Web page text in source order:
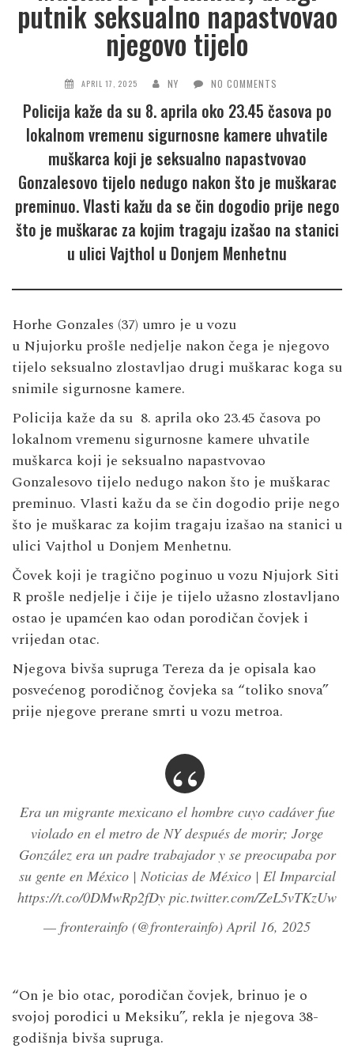
putnik seksualno napastvovao
njegovo tijelo
APRIL 17, 2025 NY NO COMMENTS
Policija kaže da su 8. aprila oko 23.45 časova po
lokalnom vremenu sigurnosne kamere uhvatile
muškarca koji je seksualno napastvovao
Gonzalesovo tijelo nedugo nakon što je muškarac
preminuo. Vlasti kažu da se čin dogodio prije nego
što je muškarac za kojim tragaju izašao na stanici
u ulici Vajthol u Donjem Menhetnu
Horhe Gonzales (37) umro je u vozu
u Njujorku prošle nedjelje nakon čega je njegovo
tijelo seksualno zlostavljao drugi muškarac koga su
snimile sigurnosne kamere.
Policija kaže da su 8. aprila oko 23.45 časova po
lokalnom vremenu sigurnosne kamere uhvatile
muškarca koji je seksualno napastvovao
Gonzalesovo tijelo nedugo nakon što je muškarac
preminuo. Vlasti kažu da se čin dogodio prije nego
što je muškarac za kojim tragaju izašao na stanici u
ulici Vajthol u Donjem Menhetnu.
Čovek koji je tragično poginuo u vozu Njujork Siti
R prošle nedjelje i čije je tijelo užasno zlostavljano
ostao je upamćen kao odan porodičan čovjek i
vrijedan otac.
Njegova bivša supruga Tereza da je opisala kao
posvećenog porodičnog čovjeka sa “toliko snova”
prije njegove prerane smrti u vozu metroa.
Era un migrante mexicano el hombre cuyo cadáver fue
violado en el metro de NY después de morir; Jorge
González era un padre trabajador y se preocupaba por
su gente en México | Noticias de México | El Imparcial
https://t.co/0DMwRp2fDy pic.twitter.com/ZeL5vTKzUw
— fronterainfo (@fronterainfo)April 16, 2025
“On je bio otac, porodičan čovjek, brinuo je o
svojoj porodici u Meksiku”, rekla je njegova 38-
godišnja bivša supruga.